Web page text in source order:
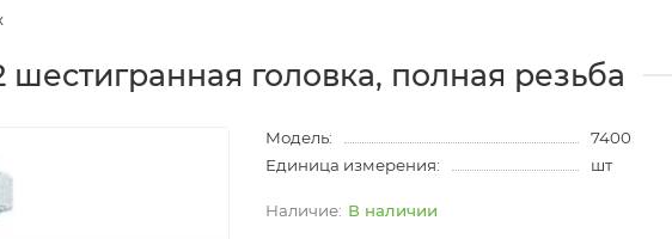
шестигранная головка, полная резьба
Модель:
7400
Единица измерения:
шт
В наличии